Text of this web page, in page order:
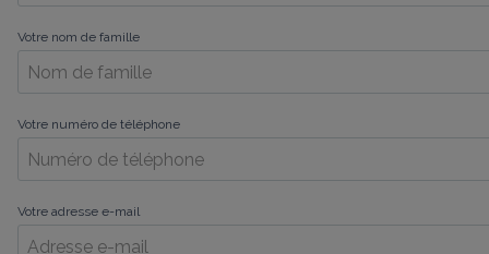
Votre nom de famille
Votre numéro de téléphone
Votre adresse e-mail